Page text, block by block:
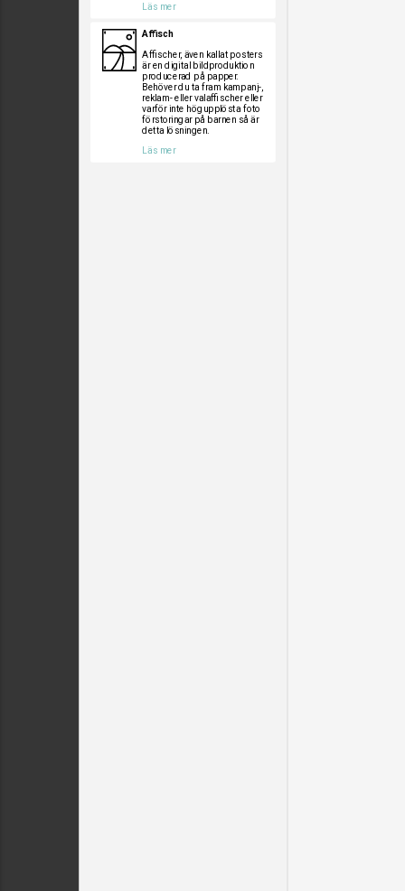
Läs mer
Affisch
Affischer, även kallat posters
är en digital bildproduktion
producerad på papper.
Behöver du ta fram kampanj-,
reklam- eller valaffischer eller
varför inte högupplösta foto
förstoringar på barnen så är
detta lösningen.
Läs mer